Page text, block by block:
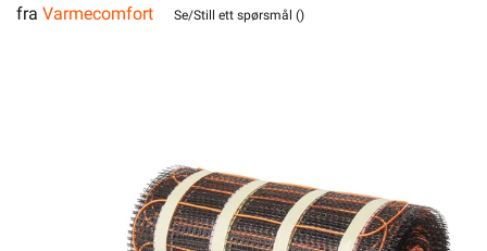
100W/m² 1,1m² 110W
fra Varmecomfort Se/Still ett spørsmål ()